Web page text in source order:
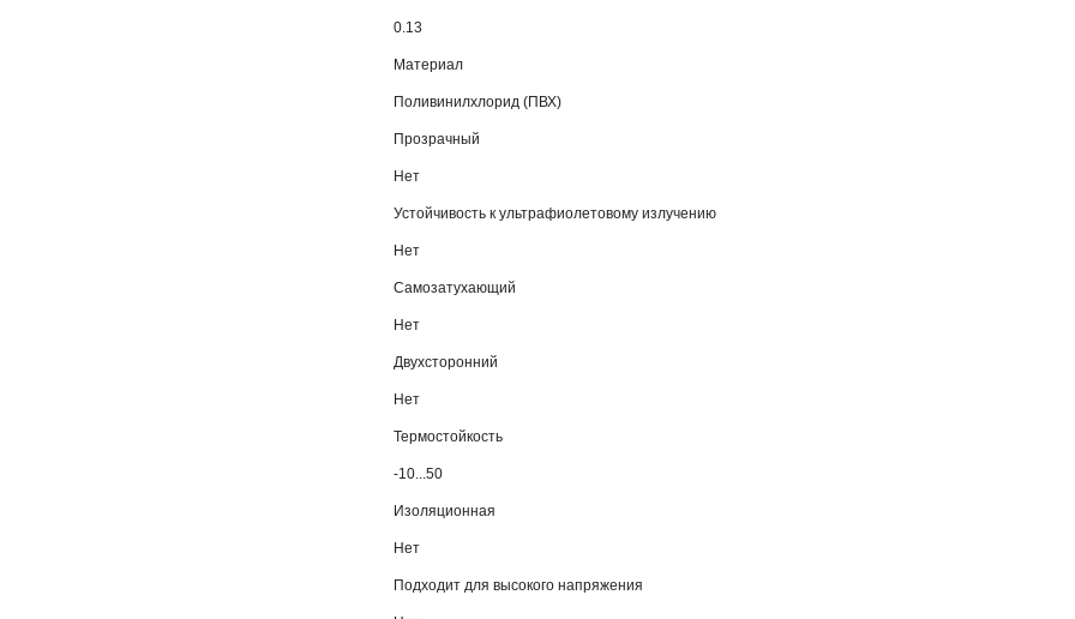
0.13
Материал
Поливинилхлорид (ПВХ)
Прозрачный
Нет
Устойчивость к ультрафиолетовому излучению
Нет
Самозатухающий
Нет
Двухсторонний
Нет
Термостойкость
-10...50
Изоляционная
Нет
Подходит для высокого напряжения